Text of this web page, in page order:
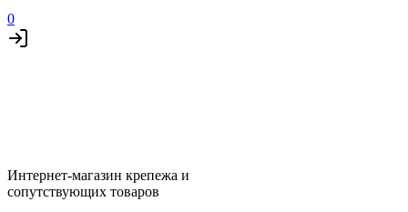
0
Интернет-магазин крепежа и
сопутствующих товаров